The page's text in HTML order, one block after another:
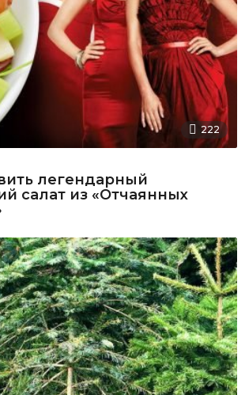
222
легендарный
салат из «Отчаянных